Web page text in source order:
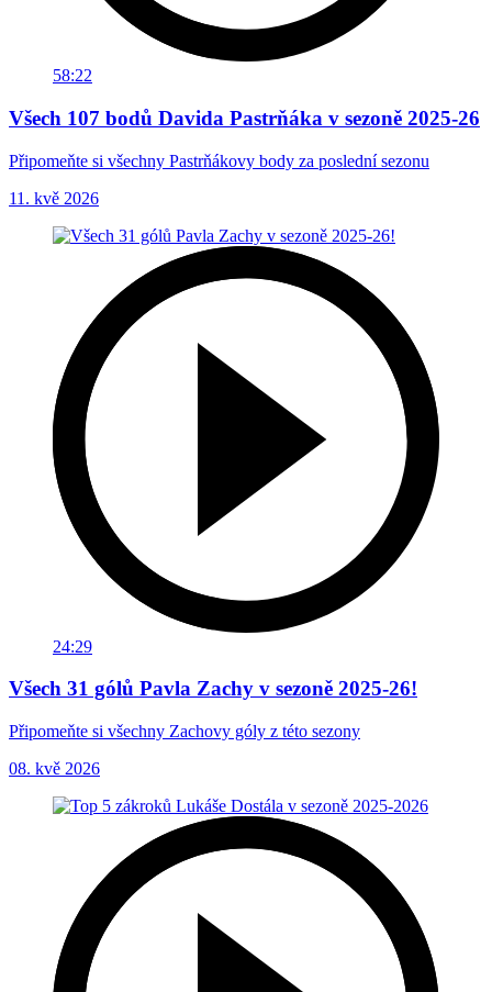
58:22
Všech 107 bodů Davida Pastrňáka v sezoně 2025-26
Připomeňte si všechny Pastrňákovy body za poslední sezonu
11. kvě 2026
24:29
Všech 31 gólů Pavla Zachy v sezoně 2025-26!
Připomeňte si všechny Zachovy góly z této sezony
08. kvě 2026